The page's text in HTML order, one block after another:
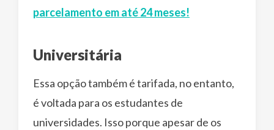
parcelamento em até 24 meses!
Universitária
Essa opção também é tarifada, no entanto,
é voltada para os estudantes de
universidades. Isso porque apesar de os